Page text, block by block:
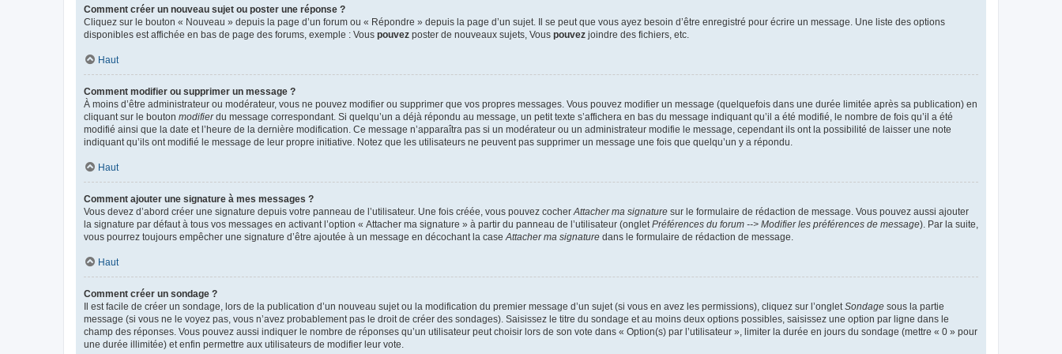
Comment créer un nouveau sujet ou poster une réponse ?
Cliquez sur le bouton « Nouveau » depuis la page d’un forum ou « Répondre » depuis la page d’un sujet. Il se peut que vous ayez besoin d’être enregistré pour écrire un message. Une liste des options
disponibles est affichée en bas de page des forums, exemple : Vous pouvez poster de nouveaux sujets, Vous pouvez joindre des fichiers, etc.
Haut
Comment modifier ou supprimer un message ?
À moins d’être administrateur ou modérateur, vous ne pouvez modifier ou supprimer que vos propres messages. Vous pouvez modifier un message (quelquefois dans une durée limitée après sa publication) en
cliquant sur le bouton modifierdu message correspondant. Si quelqu’un a déjà répondu au message, un petit texte s’affichera en bas du message indiquant qu’il a été modifié, le nombre de fois qu’il a été
modifié ainsi que la date et l’heure de la dernière modification. Ce message n’apparaîtra pas si un modérateur ou un administrateur modifie le message, cependant ils ont la possibilité de laisser une note
indiquant qu’ils ont modifié le message de leur propre initiative. Notez que les utilisateurs ne peuvent pas supprimer un message une fois que quelqu’un y a répondu.
Haut
Comment ajouter une signature à mes messages ?
Vous devez d’abord créer une signature depuis votre panneau de l’utilisateur. Une fois créée, vous pouvez cocher Attacher ma signature sur le formulaire de rédaction de message. Vous pouvez aussi ajouter
la signature par défaut à tous vos messages en activant l’option « Attacher ma signature » à partir du panneau de l’utilisateur (onglet Préférences du forum --> Modifier les préférences de message). Par la suite,
vous pourrez toujours empêcher une signature d’être ajoutée à un message en décochant la case Attacher ma signature dans le formulaire de rédaction de message.
Haut
Comment créer un sondage ?
Il est facile de créer un sondage, lors de la publication d’un nouveau sujet ou la modification du premier message d’un sujet (si vous en avez les permissions), cliquez sur l’onglet Sondage sous la partie
message (si vous ne le voyez pas, vous n’avez probablement pas le droit de créer des sondages). Saisissez le titre du sondage et au moins deux options possibles, saisissez une option par ligne dans le
champ des réponses. Vous pouvez aussi indiquer le nombre de réponses qu’un utilisateur peut choisir lors de son vote dans « Option(s) par l’utilisateur », limiter la durée en jours du sondage (mettre « 0 » pour
une durée illimitée) et enfin permettre aux utilisateurs de modifier leur vote.